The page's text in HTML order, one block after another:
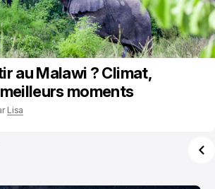
au Malawi ? Climat,
moments
Lisa